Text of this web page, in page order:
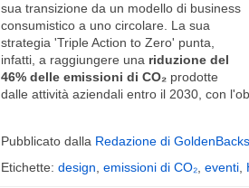
sua transizione da un modello di business
consumistico a uno circolare. La sua
strategia 'Triple Action to Zero' punta,
infatti, a raggiungere una riduzione del
46% delle emissioni di CO₂ prodotte
dalle attività aziendali entro il 2030, con
Pubblicato dalla Redazione di
Etichette: design, emissioni di CO₂, eventi,